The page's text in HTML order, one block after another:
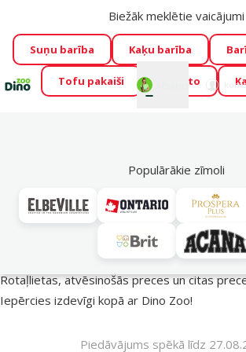
Visu mēnesi Dino Zoo piedāvā lieliskas cenas
barībām! 🍖→Skatīt piedāvājumu!
Fotokonkurss “GADA ŪSAIŅI”!
Varbūt tieši
būs 2027. gada zvaigzne
→
Mans
konts
Biežāk meklētie vaicājumi
Suņu barība Kaķu barība
Tofu pakaiši Foresto
Populārākie zīmoli
Vasara turpinās – atlaides katrai
Rotaļlietas, atvēsinošās preces un citas
Iepērcies izdevīgi kopā ar Dino Zoo!
Piedāvājums spēkā līdz